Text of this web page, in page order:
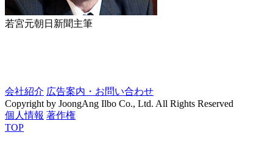
若宮元朝日新聞主筆
会社紹介 広告案内・お問い合わせ
Copyright by JoongAng Ilbo Co., Ltd. All Rights Reserved
個人情報 著作権
TOP